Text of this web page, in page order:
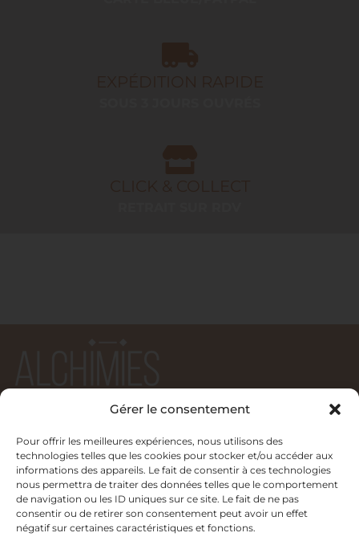
Gérer le consentement
Pour offrir les meilleures expériences, nous utilisons des
technologies telles que les cookies pour stocker et/ou accéder aux
informations des appareils. Le fait de consentir à ces technologies
nous permettra de traiter des données telles que le comportement
de navigation ou les ID uniques sur ce site. Le fait de ne pas
consentir ou de retirer son consentement peut avoir un effet
négatif sur certaines caractéristiques et fonctions.
4, rue François Dauphin
69002 LYON
09 83 72 53 52
alchimies.shop@gmail.com